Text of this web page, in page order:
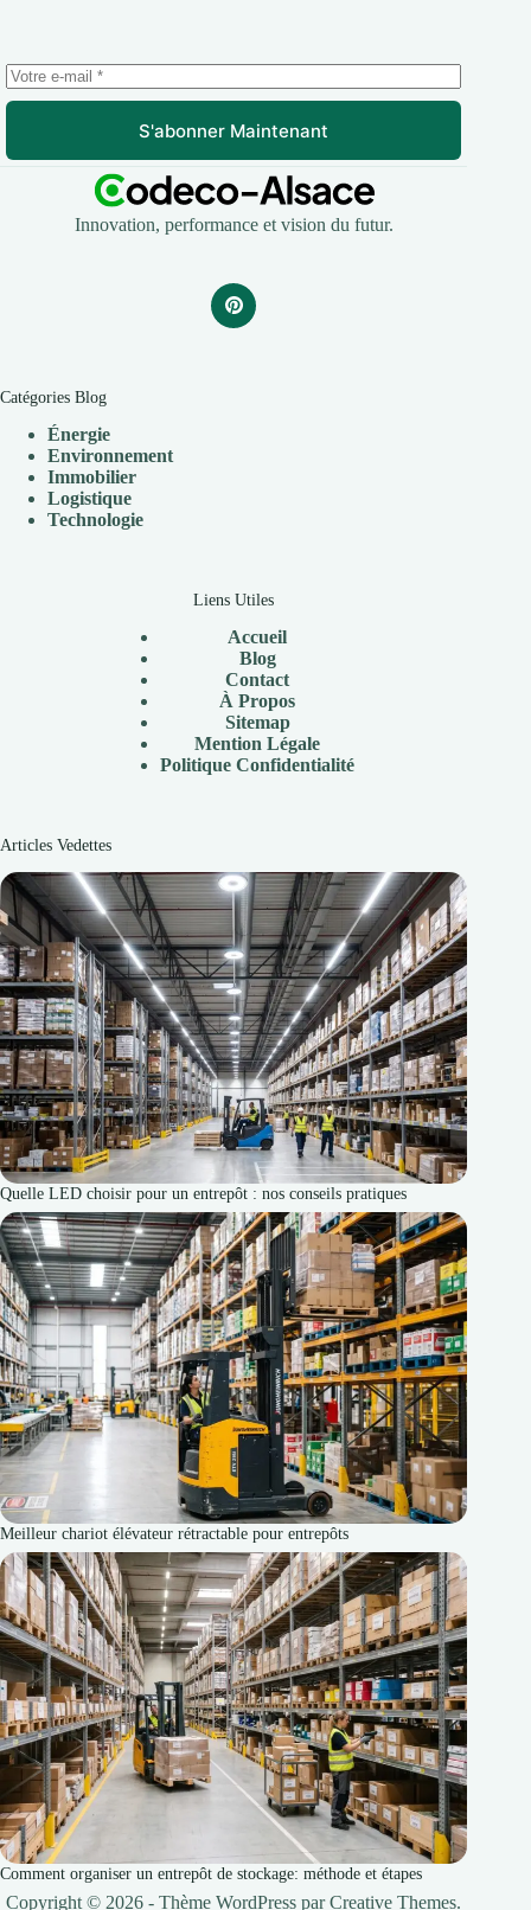
S'abonner Maintenant
Innovation, performance et vision du futur.
Catégories Blog
Énergie
Environnement
Immobilier
Logistique
Technologie
Liens Utiles
Accueil
Blog
Contact
À Propos
Sitemap
Mention Légale
Politique Confidentialité
Articles Vedettes
Quelle LED choisir pour un entrepôt : nos conseils pratiques
Meilleur chariot élévateur rétractable pour entrepôts
Comment organiser un entrepôt de stockage: méthode et étapes
Copyright © 2026 - Thème WordPress parCreative Themes.